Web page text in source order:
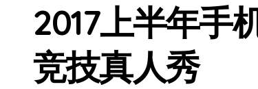
荣耀Magic8 Pro Air来袭，掌
2017上半年手
竞技真人秀